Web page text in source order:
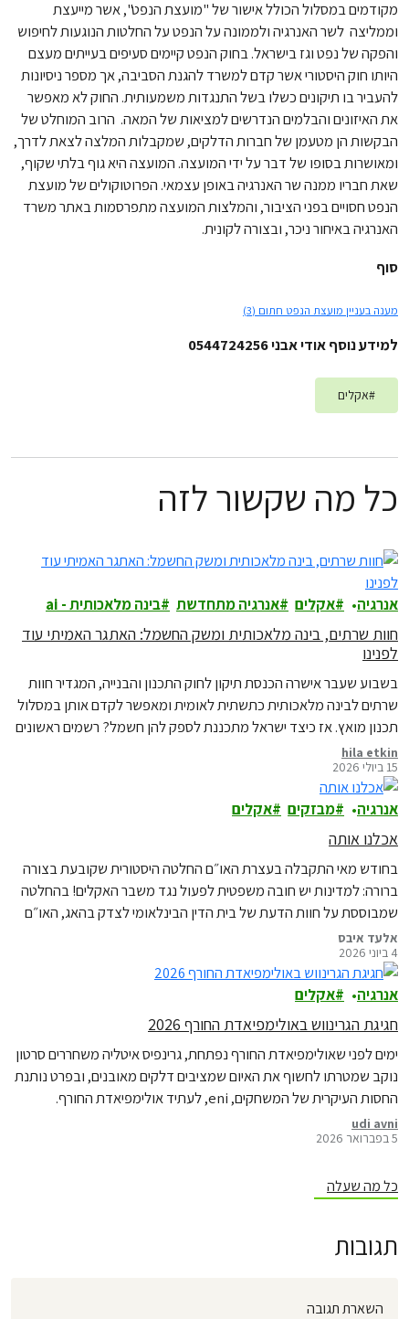
מקודמים במסלול הכולל אישור של "מועצת הנפט", אשר מייעצת
וממליצה לשר האנרגיה ולממונה על הנפט על החלטות הנוגעות לחיפוש
והפקה של נפט וגז בישראל. בחוק הנפט קיימים סעיפים בעייתים מעצם
היותו חוק היסטורי אשר קדם למשרד להגנת הסביבה, אך מספר ניסיונות
להעביר בו תיקונים כשלו בשל התנגדות משמעותית. החוק לא מאפשר
את האיזונים והבלמים הנדרשים למציאות של המאה. הרוב המוחלט של
הבקשות הן מטעמן של חברות הדלקים, שמקבלות המלצה לצאת לדרך,
ומאושרות בסופו של דבר על ידי המועצה. המועצה היא גוף בלתי שקוף,
שאת חבריו ממנה שר האנרגיה באופן עצמאי. הפרוטוקולים של מועצת
הנפט חסויים בפני הציבור, והמלצות המועצה מתפרסמות באתר משרד
האנרגיה באיחור ניכר, ובצורה לקונית.
סוף
מענה בעניין מועצת הנפט חתום (3)
למידע נוסף אודי אבני 0544724256
#אקלים
כל מה שקשור לזה
אנרגיה אקלים אנרגיה מתחדשת בינה מלאכותית - ai
חוות שרתים, בינה מלאכותית ומשק החשמל: האתגר האמיתי עוד
לפנינו
בשבוע שעבר אישרה הכנסת תיקון לחוק התכנון והבנייה, המגדיר חוות
שרתים לבינה מלאכותית כתשתית לאומית ומאפשר לקדם אותן במסלול
תכנון מואץ. אז כיצד ישראל מתכננת לספק להן חשמל? רשמים ראשונים
מדיון מקצועי בנושא
hila etkin
15 ביולי 2026
אנרגיה מבזקים אקלים
אכלנו אותה
בחודש מאי התקבלה בעצרת האו״ם החלטה היסטורית שקובעת בצורה
ברורה: למדינות יש חובה משפטית לפעול נגד משבר האקלים! בהחלטה
שמבוססת על חוות הדעת של בית הדין הבינלאומי לצדק בהאג, האו״ם
למעשה אומר, לראשונה, בצורה מאוד ברורה, שמדינות שלא פועלות
מספיק נגד משבר האקלים עלולות להפר את המשפט הבינלאומי, ואף
לשאת
אלעד איבס
4 ביוני 2026
אנרגיה אקלים
חגיגת הגרינווש באולימפיאדת החורף 2026
ימים לפני שאולימפיאדת החורף נפתחת, גרינפיס איטליה משחררים סרטון
נוקב שמטרתו לחשוף את האיום שמציבים דלקים מאובנים, ובפרט נותנת
החסות העיקרית של המשחקים, eni, לעתיד אולימפיאדת החורף.
udi avni
5 בפברואר 2026
כל מה שעלה
תגובות
השארת תגובה